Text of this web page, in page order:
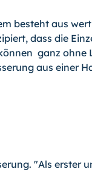
besteht aus
dass die
ganz ohne
aus einer
"Als erster